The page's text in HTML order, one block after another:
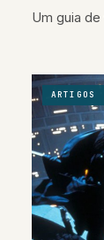
Um guia
ARTIGOS